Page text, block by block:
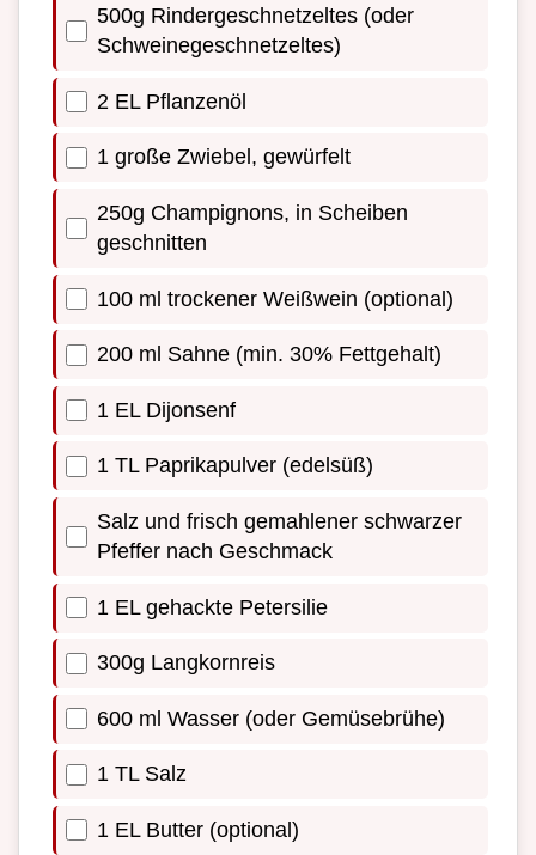
500g Rindergeschnetzeltes (oder
Schweinegeschnetzeltes)
2 EL Pflanzenöl
1 große Zwiebel, gewürfelt
250g Champignons, in Scheiben
geschnitten
100 ml trockener Weißwein (optional)
200 ml Sahne (min. 30% Fettgehalt)
1 EL Dijonsenf
1 TL Paprikapulver (edelsüß)
Salz und frisch gemahlener schwarzer
Pfeffer nach Geschmack
1 EL gehackte Petersilie
300g Langkornreis
600 ml Wasser (oder Gemüsebrühe)
1 TL Salz
1 EL Butter (optional)